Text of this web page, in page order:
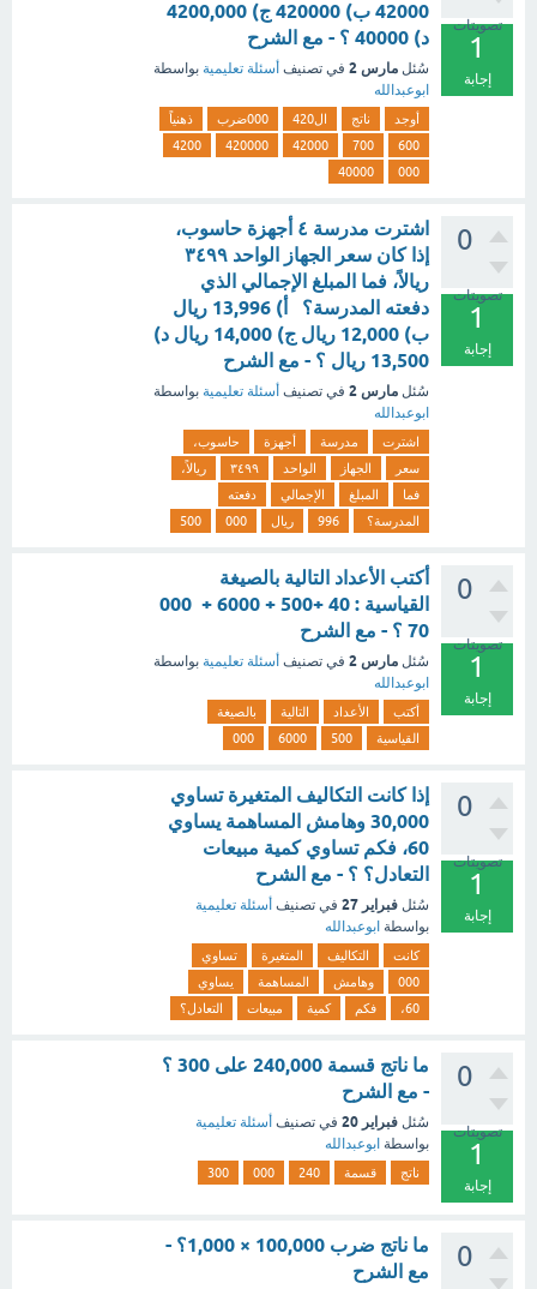
تصويتات
1
إجابة
42000 ب) 420000 ج) 4200,000
د) 40000 ؟ - مع الشرح
سُئل مارس 2 في تصنيف أسئلة تعليمية بواسطة
ابوعبدالله
أوجد ناتج ال420 000ضرب
ذهنياً
600
700
42000
420000
4200
000
40000
0
تصويتات
1
إجابة
اشترت مدرسة ٤ أجهزة حاسوب،
إذا كان سعر الجهاز الواحد ٣٤٩٩
ريالاً، فما المبلغ الإجمالي الذي
دفعته المدرسة؟ أ) 13,996 ريال
ب) 12,000 ريال ج) 14,000 ريال د)
13,500 ريال ؟ - مع الشرح
سُئل مارس 2 في تصنيف أسئلة تعليمية بواسطة
ابوعبدالله
اشترت مدرسة أجهزة
حاسوب،
سعر
الجهاز الواحد ٣٤٩٩
ريالاً،
فما
المبلغ الإجمالي
دفعته
المدرسة؟
996 ريال 000
500
0
تصويتات
1
إجابة
أكتب الأعداد التالية بالصيغة
القياسية : 40 +500 + 6000 + 000
70 ؟ - مع الشرح
سُئل مارس 2 في تصنيف أسئلة تعليمية بواسطة
ابوعبدالله
أكتب الأعداد التالية
بالصيغة
القياسية
500
6000
000
0
تصويتات
1
إجابة
إذا كانت التكاليف المتغيرة تساوي
30,000 وهامش المساهمة يساوي
60، فكم تساوي كمية مبيعات
التعادل؟ ؟ - مع الشرح
سُئل فبراير 27 في تصنيف أسئلة تعليمية
بواسطة ابوعبدالله
كانت التكاليف المتغيرة
تساوي
000
وهامش المساهمة
يساوي
60،
فكم كمية مبيعات التعادل؟
0
تصويتات
1
إجابة
ما ناتج قسمة 240,000 على 300 ؟
- مع الشرح
سُئل فبراير 20 في تصنيف أسئلة تعليمية
بواسطة ابوعبدالله
ناتج قسمة 240
000
300
0
ما ناتج ضرب 100,000 × 1,000؟ -
مع الشرح